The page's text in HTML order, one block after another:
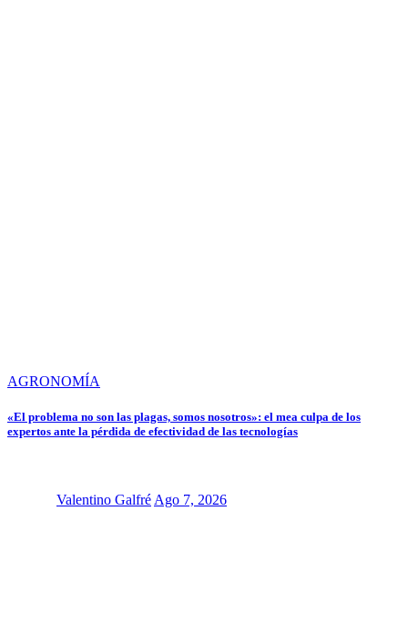
AGRONOMÍA
«El problema no son las plagas, somos nosotros»: el mea culpa de los
expertos ante la pérdida de efectividad de las tecnologías
Valentino Galfré Ago 7, 2026